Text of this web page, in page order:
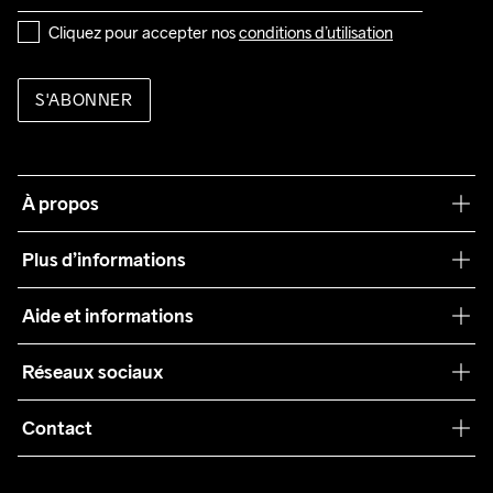
Cliquez pour accepter nos conditions d’utilisation
S'ABONNER
À propos
Plus d’informations
Teamwear
Durabilité
Collaborations
Aide et informations
Conditions générales
Retours
Réseaux sociaux
Contact